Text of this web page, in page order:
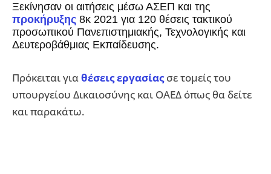
Ξεκίνησαν οι αιτήσεις μέσω ΑΣΕΠ και της
προκήρυξης 8κ 2021 για 120 θέσεις τακτικού
προσωπικού Πανεπιστημιακής, Τεχνολογικής και
Δευτεροβάθμιας Εκπαίδευσης.
Πρόκειται γιαθέσεις εργασίαςσε τομείς του
υπουργείου Δικαιοσύνης και ΟΑΕΔ όπως θα δείτε
και παρακάτω.